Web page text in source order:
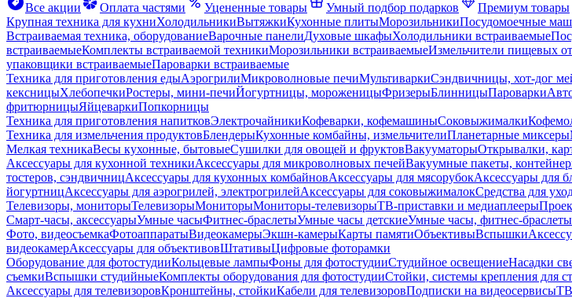
Все акции
Оплата частями Уцененные товары Умный подбор подарков
Премиум товары
Крупная техника для кухниХолодильникиВытяжкиКухонные плитыМорозильникиПосудомоечные
Встраиваемая техника, оборудованиеВарочные панелиДуховые шкафыХолодильники встраиваемые
встраиваемыеКомплекты встраиваемой техникиМорозильники встраиваемыеИзмельчители пищевых
упаковщики встраиваемыеПароварки встраиваемые
Техника для приготовления едыАэрогрилиМикроволновые печиМультиваркиСэндвичницы, хот-дог
кексницыХлебопечкиРостеры, мини-печиЙогуртницы, мороженицыФризерыБлинницыПароварки
фритюрницыЯйцеваркиПопкорницы
Техника для приготовления напитковЭлектрочайникиКофеварки, кофемашиныСоковыжималки
Техника для измельчения продуктовБлендерыКухонные комбайны, измельчителиПланетарные миксеры
Мелкая техникаВесы кухонные, бытовыеСушилки для овощей и фруктовВакууматорыОткрывалки,
Аксессуары для кухонной техникиАксессуары для микроволновых печейВакуумные пакеты,
тостеров, сэндвичницАксессуары для кухонных комбайновАксессуары для мясорубокАксессуары для
йогуртницАксессуары для аэрогрилей, электрогрилейАксессуары для соковыжималокСредства для
Телевизоры, мониторыТелевизорыМониторыМониторы-телевизорыТВ-приставки и медиаплееры
Смарт-часы, аксессуарыУмные часыФитнес-браслетыУмные часы детскиеУмные часы, фитнес-браслеты
Фото, видеосъемкаФотоаппаратыВидеокамерыЭкшн-камерыКарты памятиОбъективыВспышки
видеокамерАксессуары для объективовШтативыЦифровые фоторамки
Оборудование для фотостудииКольцевые лампыФоны для фотостудииСтудийное освещениеНасадки
съемкиВспышки студийныеКомплекты оборудования для фотостудииСтойки, системы крепления для
Аксессуары для телевизоровКронштейны, стойкиКабели для телевизоровПодписки на видеосервисы